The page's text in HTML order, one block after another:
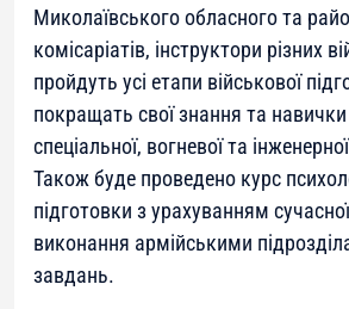
Миколаївського обласного та
комісаріатів, інструктори різних
пройдуть усі етапи військової
покращать свої знання та навички
спеціальної, вогневої та
Також буде проведено курс
підготовки з урахуванням
виконання армійськими
завдань.